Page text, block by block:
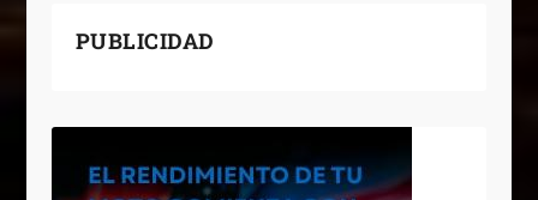
PUBLICIDAD